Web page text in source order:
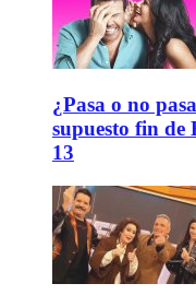
¿Pasa o no
supuesto fin de
13